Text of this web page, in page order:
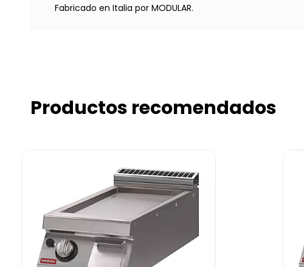
Fabricado en Italia por MODULAR.
Productos recomendados